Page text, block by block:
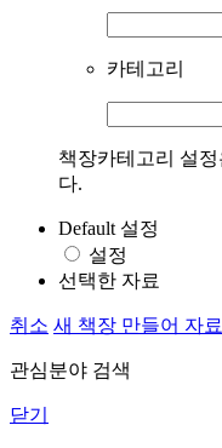
카테고리
책장카테고리 설
다.
Default 설정
설정
선택한 자료
취소 새 책장 만들어 자료
관심분야 검색
닫기